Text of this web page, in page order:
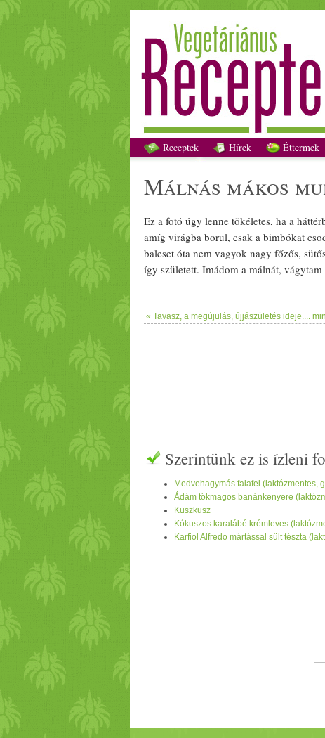
Receptek Hírek Éttermek
málnás mákos
Ez a fotó úgy lenne tökéletes, ha a
amíg virágba borul, csak a bimbókat
baleset óta nem vagyok nagy főzős,
így született. Imádom a málnát,
« Tavasz, a megújulás, újjászületés ideje....
Szerintünk ez is ízleni
Medvehagymás falafel (laktózmentes,
Ádám tökmagos banánkenyere
Kuszkusz
Kókuszos karalábé krémleves
Karfiol Alfredo mártással sült tészta